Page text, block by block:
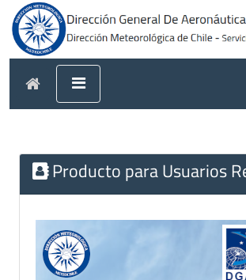
Producto para Usuarios